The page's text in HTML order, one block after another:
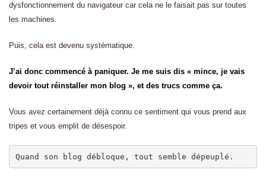
dysfonctionnement du navigateur car cela ne le faisait pas sur toutes
les machines.
Puis, cela est devenu systématique.
J’ai donc commencé à paniquer. Je me suis dis « mince, je vais
devoir tout réinstaller mon blog », et des trucs comme ça.
Vous avez certainement déjà connu ce sentiment qui vous prend aux
tripes et vous emplit de désespoir.
Quand son blog débloque, tout semble dépeuplé.